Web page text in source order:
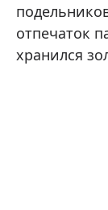
отпечаток
хранился